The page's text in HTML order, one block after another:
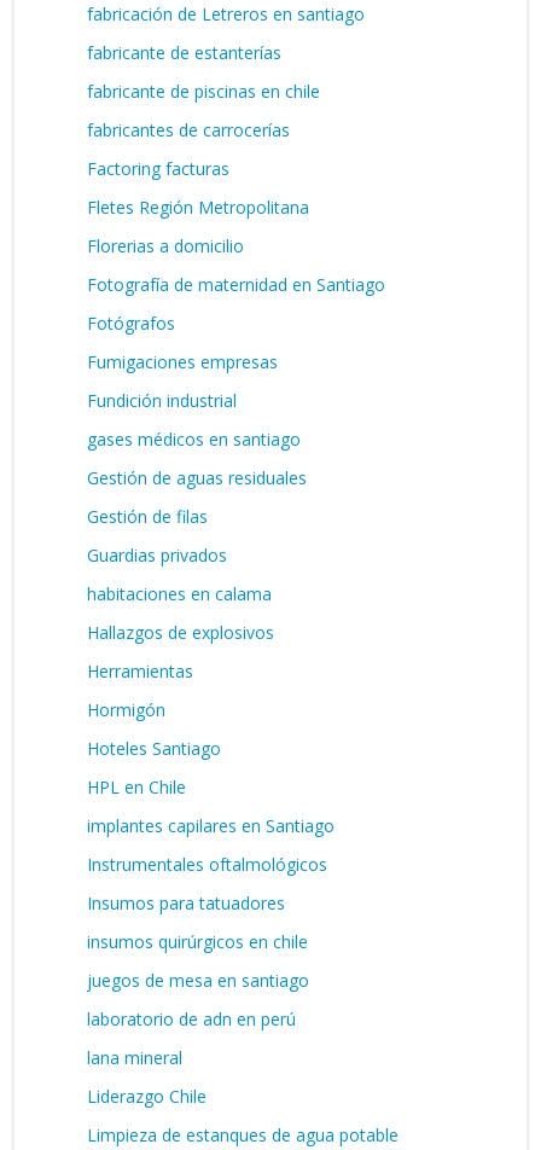
fabricación de Letreros en santiago
fabricante de estanterías
fabricante de piscinas en chile
fabricantes de carrocerías
Factoring facturas
Fletes Región Metropolitana
Florerias a domicilio
Fotografía de maternidad en Santiago
Fotógrafos
Fumigaciones empresas
Fundición industrial
gases médicos en santiago
Gestión de aguas residuales
Gestión de filas
Guardias privados
habitaciones en calama
Hallazgos de explosivos
Herramientas
Hormigón
Hoteles Santiago
HPL en Chile
implantes capilares en Santiago
Instrumentales oftalmológicos
Insumos para tatuadores
insumos quirúrgicos en chile
juegos de mesa en santiago
laboratorio de adn en perú
lana mineral
Liderazgo Chile
Limpieza de estanques de agua potable